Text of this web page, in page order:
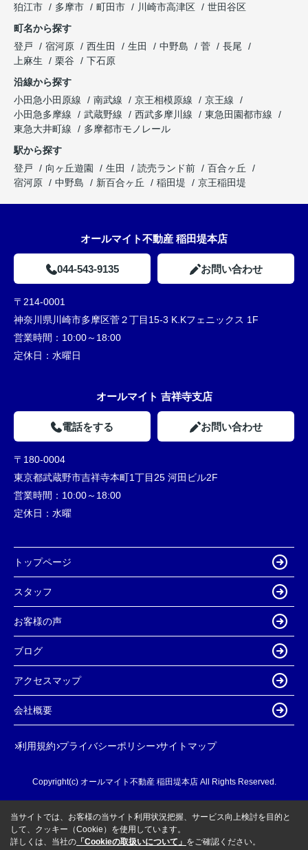
狛江市
多摩市 町田市 川崎市高津区
世田谷区
町名から探す
登戸
宿河原 西生田 生田 中野島 菅
長尾
上麻生
栗谷
下石原
沿線から探す
小田急小田原線
南武線 京王相模原線
京王線
小田急多摩線
武蔵野線 西武多摩川線
東急田園都市線
東急大井町線
多摩都市モノレール
駅から探す
登戸
向ヶ丘遊園 生田 読売ランド前
百合ヶ丘
宿河原
中野島 新百合ヶ丘 稲田堤 京王稲田堤
オールマイト不動産 稲田堤本店
044-543-9135 お問い合わせ
〒214-0001
神奈川県川崎市多摩区菅２丁目15-3 K.Kフェニックス 1F
営業時間： 10:00～18:00
定休日： 水曜日
オールマイト 吉祥寺支店
電話をする お問い合わせ
〒180-0004
東京都武蔵野市吉祥寺本町1丁目25 河田ビル2F
営業時間： 10:00～18:00
定休日： 水曜
トップページ
スタッフ
お客様の声
ブログ
アクセスマップ
会社概要
利用規約 プライバシーポリシー サイトマップ
Copyright(c) オールマイト不動産 稲田堤本店 All Rights Reserved.
当サイトでは、お客様の当サイト利用状況把握、サービス向上検討を目的と
して、クッキー（Cookie）を使用しています。
詳しくは、当社の 「Cookieの取扱いについて」 をご確認ください。